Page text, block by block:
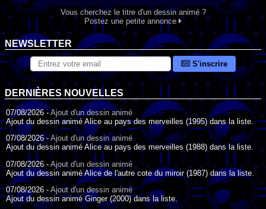
Vous cherchez le titre d'un dessin animé ?
Postez une petite annonce
NEWSLETTER
S'inscrire
DERNIÈRES NOUVELLES
07/08/2026 -Ajout d'un dessin animé
Ajout du dessin animé Alice au pays des merveilles (1995) dans la liste.
07/08/2026 -Ajout d'un dessin animé
Ajout du dessin animé Alice au pays des merveilles (1988) dans la liste.
07/08/2026 -Ajout d'un dessin animé
Ajout du dessin animé Alice de l'autre cote du miroir (1987) dans la liste.
07/08/2026 - Ajout d'un dessin animé
Ajout du dessin animé Ginger (2000) dans la liste.